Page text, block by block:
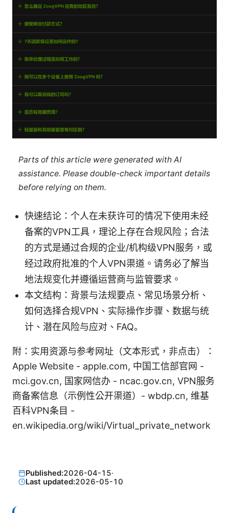
Parts of this article were generated with AI
assistance. Please double-check important details
before relying on them.
快速结论：个人在未获许可的情况下使用未经
备案的VPN工具，理论上存在合规风险；合法
的方式是通过合规的企业/机构级VPN服务，或
经过政府批准的个人VPN渠道。请务必了解当
地法规变化并遵循运营商与监管要求。
本文结构：背景与法规要点、常见场景分析、
如何选择合规VPN、实际操作步骤、数据与统
计、潜在风险与应对、FAQ。
附：实用资源与参考网址（文本形式，非点击）：
Apple Website - apple.com, 中国工信部官网 -
mci.gov.cn, 国家网信办 - ncac.gov.cn, VPN服务
商备案信息（示例性公开渠道）- wbdp.cn, 维基
百科VPN条目 -
en.wikipedia.org/wiki/Virtual_private_network
Published:2026-04-15·
Last updated:2026-05-10